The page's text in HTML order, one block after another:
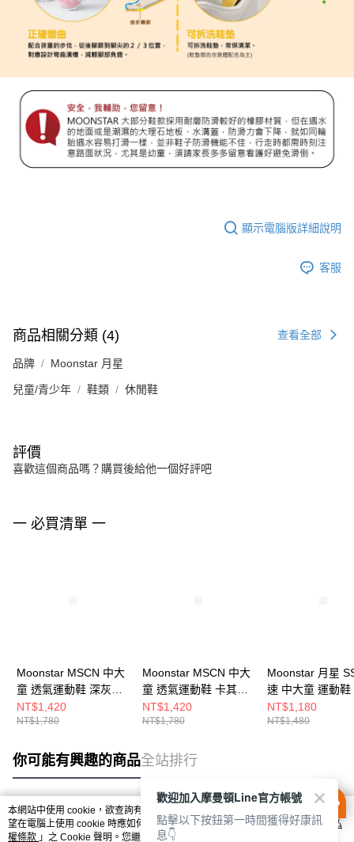
顯示電腦版詳細說明
客服
商品相關分類 (4) 查看全部
品牌 Moonstar 月星
兒童/青少年 鞋類 休閒鞋
評價
喜歡這個商品嗎？購買後給他一個好評吧
一 必買清單 一
Moonstar MSCN 中大
童 透氣運動鞋 深灰
MSCNC3233
NT$1,420
NT$1,780
Moonstar MSCN 中大
童 透氣運動鞋 卡其
MSCNC3238
NT$1,420
NT$1,780
Moonstar 月星
速 中大童 運動鞋
SSJ7193F6
NT$1,180
NT$1,480
你可能有興趣的商品全站排行
熱門標籤
本網站中使用 cookie，欲查詢有關本網站使用 cookie 方式之詳情，及若您不希
望在電腦上使用 cookie 時應如何變更電腦的 cookie 設定，請參閱本網站「
隱私
權條款 」之 Cookie 聲明。您繼續使用本網站即表示您同意本公司得按本網站使
歡迎加入摩曼頓Line官方帳號
點擊以下按鈕第一時間獲得好康訊
息👇